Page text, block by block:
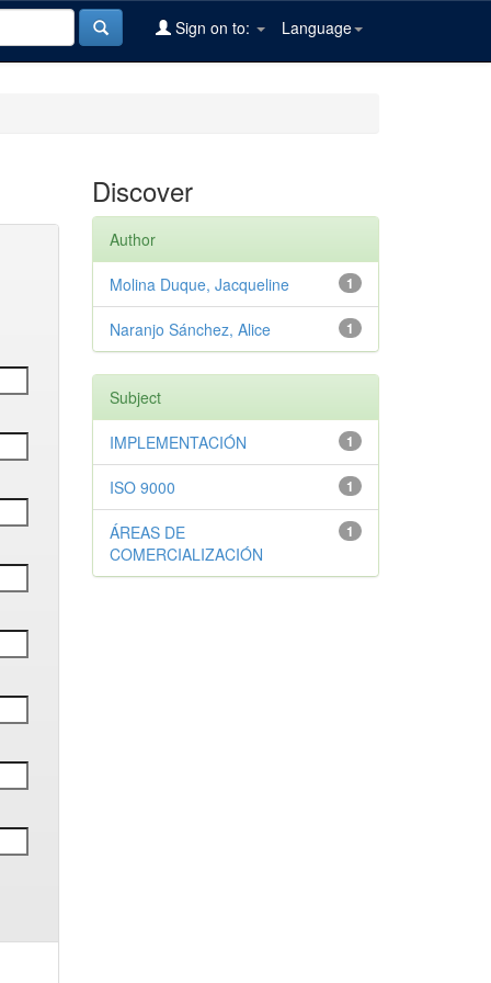
Language
Sign on to:
Discover
Author
1
Molina Duque, Jacqueline
1
Naranjo Sánchez, Alice
Subject
1
IMPLEMENTACIÓN
1
ISO 9000
1
ÁREAS DE
COMERCIALIZACIÓN